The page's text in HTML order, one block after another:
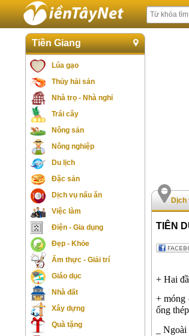
Tiền Giang
Lúa gạo
Thủy hải sản
Nhà trọ - Nhà nghỉ
Trái cây
Nông sản
Nông nghiệp
Du lịch
Đặc sản
Dịch vụ nấu ăn
Việc làm
Điện - Gia dụng
Đẹp - Khỏe
Ẩm thực - Giải trí
Giáo dục
Nhà đất
Xây dựng
Quà tặng
Dịch
TIÊN
+ Hai
+ móng
ống
_